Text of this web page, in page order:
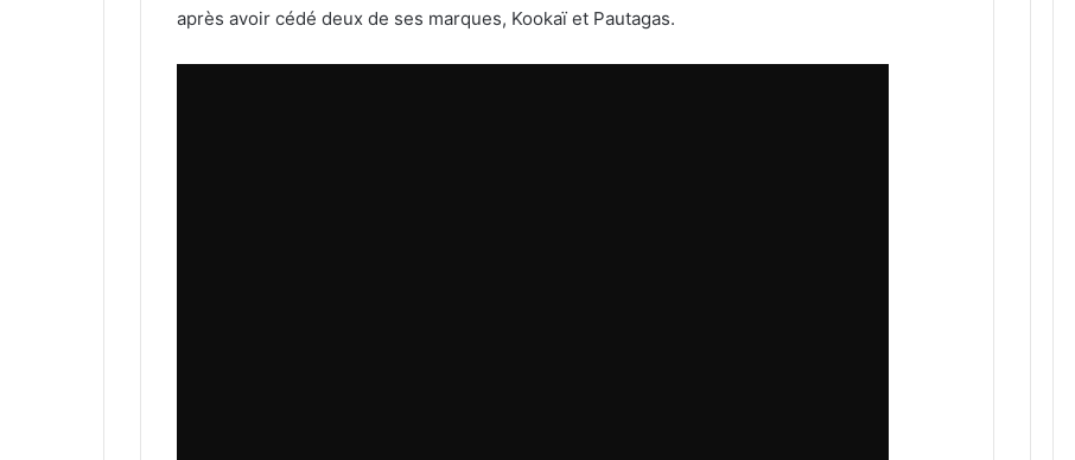
après avoir cédé deux de ses marques, Kookaï et Pautagas.